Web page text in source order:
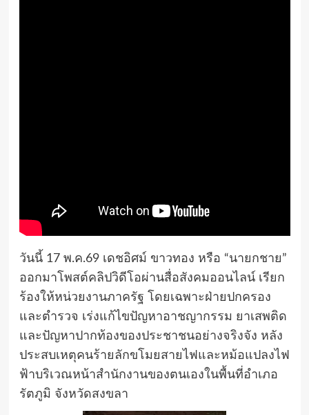
วันนี้ 17 พ.ค.69 เดชอิศม์ ขาวทอง หรือ “นายกชาย”
ออกมาโพสต์คลิปวิดีโอผ่านสื่อสังคมออนไลน์ เรียก
ร้องให้หน่วยงานภาครัฐ โดยเฉพาะฝ่ายปกครอง
และตำรวจ เร่งแก้ไขปัญหาอาชญากรรม ยาเสพติด
และปัญหาปากท้องของประชาชนอย่างจริงจัง หลัง
ประสบเหตุคนร้ายลักขโมยสายไฟและหม้อแปลงไฟ
ฟ้าบริเวณหน้าสำนักงานของตนเองในพื้นที่อำเภอ
รัตภูมิ จังหวัดสงขลา